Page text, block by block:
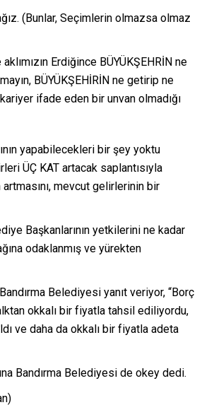
(Bunlar, Seçimlerin olmazsa olmaz
Erdiğince BÜYÜKŞEHRİN ne
BÜYÜKŞEHİRİN ne getirip ne
ifade eden bir unvan olmadığı
yapabilecekleri bir şey yoktu
ÜÇ KAT artacak saplantısıyla
mevcut gelirlerinin bir
Başkanlarının yetkilerini ne kadar
odaklanmış ve yürekten
Belediyesi yanıt veriyor, “Borç
okkalı bir fiyatla tahsil ediliyordu,
ve daha da okkalı bir fiyatla adeta
Bandırma Belediyesi de okey dedi.